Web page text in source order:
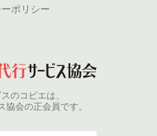
ポリシー
のコピエは、
会の正会員です。